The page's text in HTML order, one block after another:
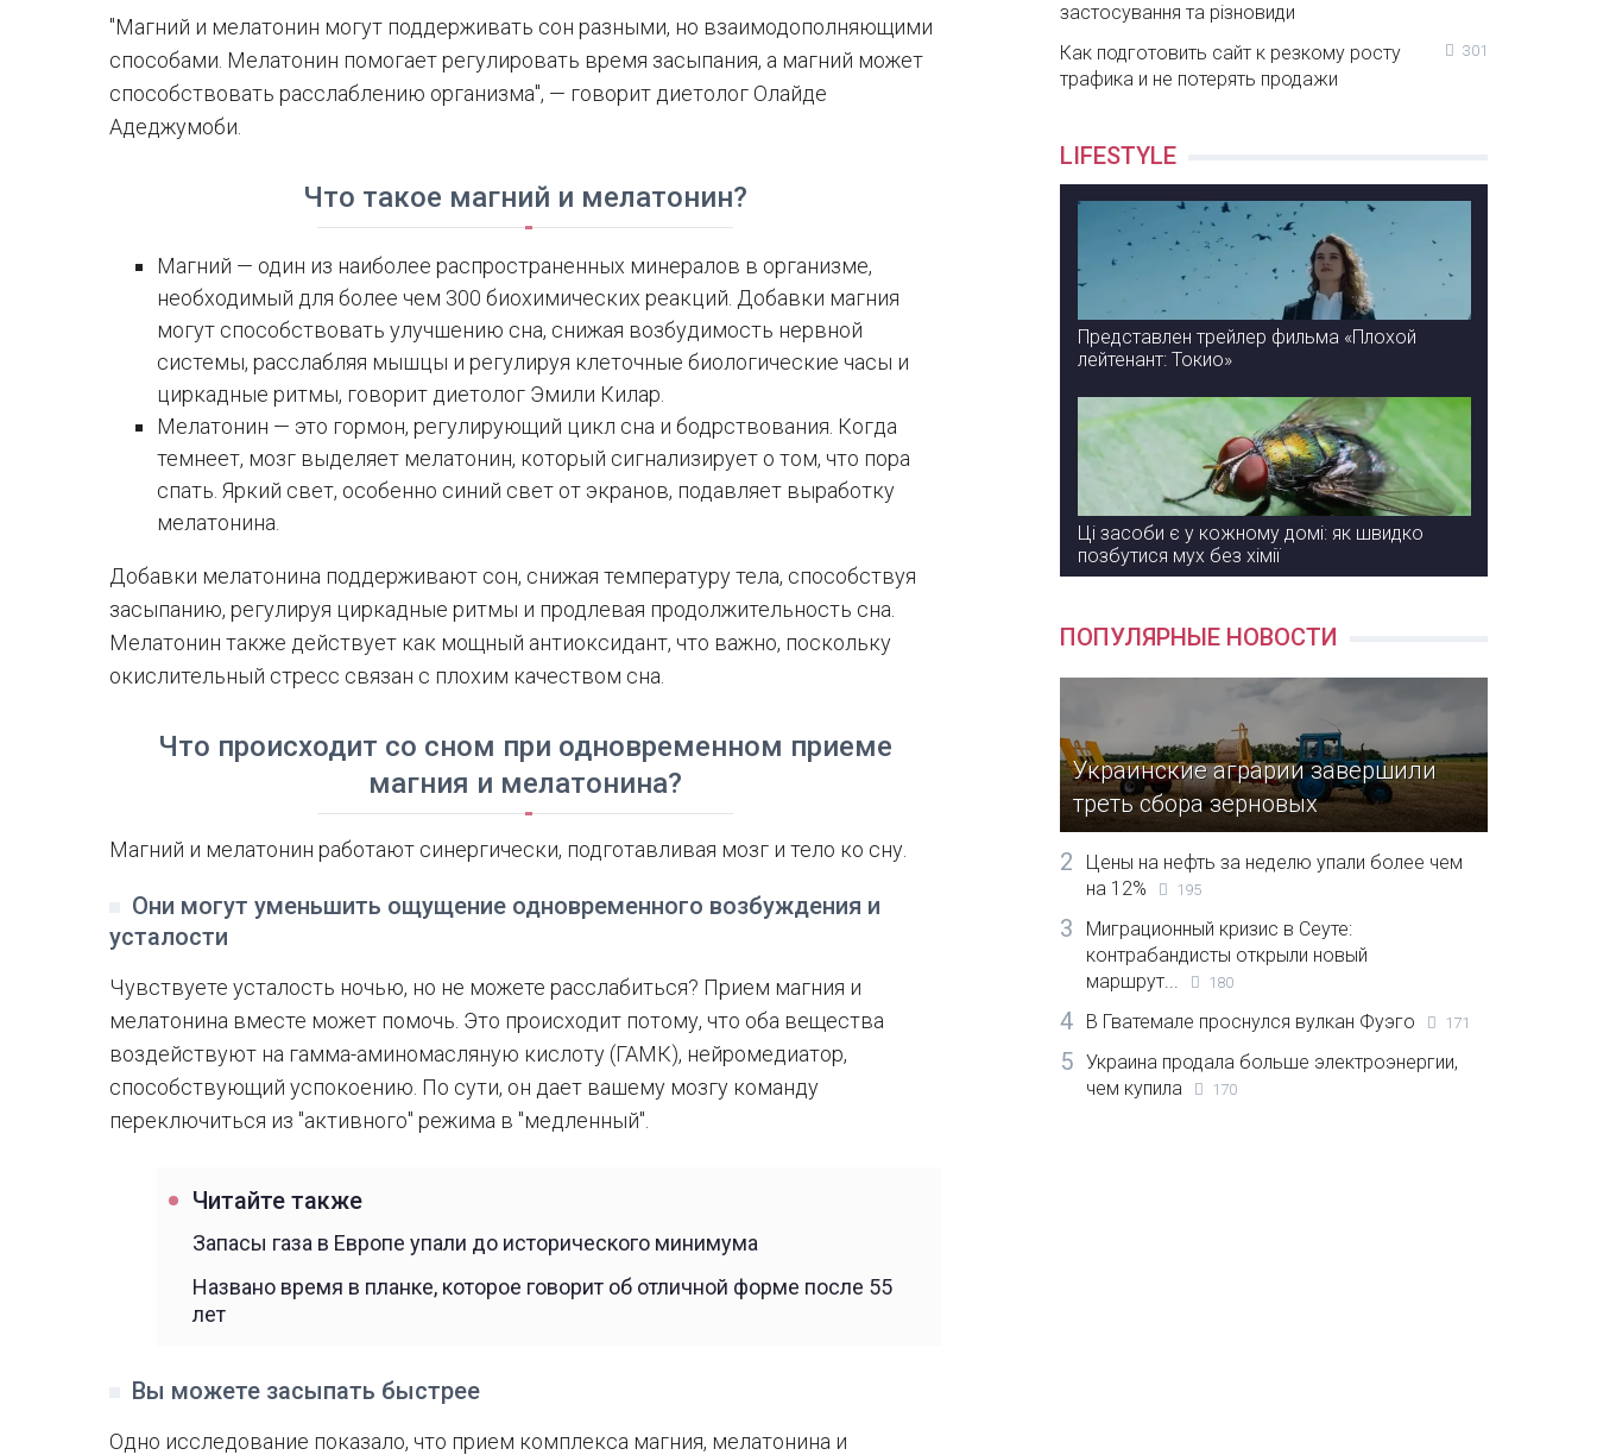
"Магний и мелатонин могут поддерживать сон разными, но взаимодополняющими
способами. Мелатонин помогает регулировать время засыпания, а магний может
способствовать расслаблению организма", — говорит диетолог Олайде
Адеджумоби.
Что такое магний и мелатонин?
Магний — один из наиболее распространенных минералов в организме,
необходимый для более чем 300 биохимических реакций. Добавки магния
могут способствовать улучшению сна, снижая возбудимость нервной
системы, расслабляя мышцы и регулируя клеточные биологические часы и
циркадные ритмы, говорит диетолог Эмили Килар.
Мелатонин — это гормон, регулирующий цикл сна и бодрствования. Когда
темнеет, мозг выделяет мелатонин, который сигнализирует о том, что пора
спать. Яркий свет, особенно синий свет от экранов, подавляет выработку
мелатонина.
Добавки мелатонина поддерживают сон, снижая температуру тела, способствуя
засыпанию, регулируя циркадные ритмы и продлевая продолжительность сна.
Мелатонин также действует как мощный антиоксидант, что важно, поскольку
окислительный стресс связан с плохим качеством сна.
Что происходит со сном при одновременном приеме
магния и мелатонина?
Магний и мелатонин работают синергически, подготавливая мозг и тело ко сну.
Они могут уменьшить ощущение одновременного возбуждения и
усталости
Чувствуете усталость ночью, но не можете расслабиться? Прием магния и
мелатонина вместе может помочь. Это происходит потому, что оба вещества
воздействуют на гамма-аминомасляную кислоту (ГАМК), нейромедиатор,
способствующий успокоению. По сути, он дает вашему мозгу команду
переключиться из "активного" режима в "медленный".
Читайте также
Запасы газа в Европе упали до исторического минимума
Названо время в планке, которое говорит об отличной форме после 55
лет
Вы можете засыпать быстрее
Одно исследование показало, что прием комплекса магния, мелатонина и
застосування та різновиди
Как подготовить сайт к резкому росту
трафика и не потерять продажи
301
LIFESTYLE
Представлен трейлер фильма «Плохой
лейтенант: Токио»
Ці засоби є у кожному домі: як швидко
позбутися мух без хімії
ПОПУЛЯРНЫЕ НОВОСТИ
Украинские аграрии завершили
треть сбора зерновых
2
Цены на нефть за неделю упали более чем
на 12%
195
3
Миграционный кризис в Сеуте:
контрабандисты открыли новый
маршрут...
180
4 В Гватемале проснулся вулкан Фуэго 171
5
Украина продала больше электроэнергии,
чем купила
170